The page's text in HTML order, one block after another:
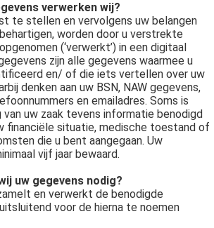
verwerken wij?
te stellen en vervolgens uw belangen
worden door u verstrekte
(‘verwerkt’) in een digitaal
zijn alle gegevens waarmee u
en/ of die iets vertellen over uw
denken aan uw BSN, NAW gegevens,
en emailadres. Soms is
van uw zaak tevens informatie benodigd
financiële situatie, medische toestand of
die u bent aangegaan. Uw
vijf jaar bewaard.
uw gegevens nodig?
en verwerkt de benodigde
voor de hierna te noemen